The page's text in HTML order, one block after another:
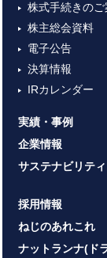
株式手続きのご
株主総会資料
電子公告
決算情報
IRカレンダー
実績・事例
企業情報
サステナビリティ
採用情報
ねじのあれこれ
ナットランナ(ド